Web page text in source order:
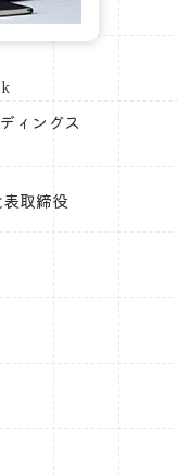
ィングス
取締役